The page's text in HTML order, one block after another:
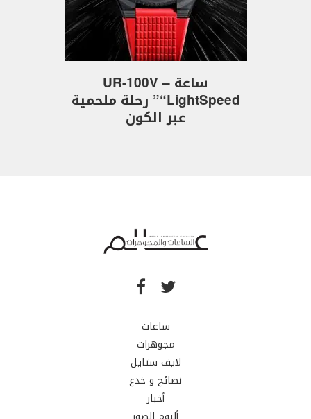
ساعة UR-100V –
“LightSpeed” رحلة ملحمية
عبر الكون
ساعات
مجوهرات
لايف ستايل
نصائح و خدع
أخبار